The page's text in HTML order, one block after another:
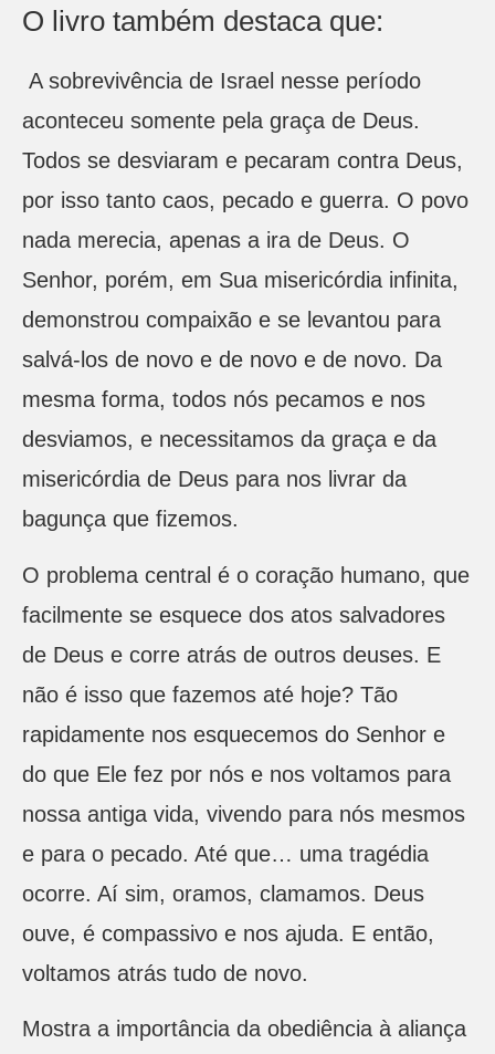
O livro também destaca que:
A sobrevivência de Israel nesse período
aconteceu somente pela graça de Deus.
Todos se desviaram e pecaram contra Deus,
por isso tanto caos, pecado e guerra. O povo
nada merecia, apenas a ira de Deus. O
Senhor, porém, em Sua misericórdia infinita,
demonstrou compaixão e se levantou para
salvá-los de novo e de novo e de novo. Da
mesma forma, todos nós pecamos e nos
desviamos, e necessitamos da graça e da
misericórdia de Deus para nos livrar da
bagunça que fizemos.
O problema central é o coração humano, que
facilmente se esquece dos atos salvadores
de Deus e corre atrás de outros deuses. E
não é isso que fazemos até hoje? Tão
rapidamente nos esquecemos do Senhor e
do que Ele fez por nós e nos voltamos para
nossa antiga vida, vivendo para nós mesmos
e para o pecado. Até que… uma tragédia
ocorre. Aí sim, oramos, clamamos. Deus
ouve, é compassivo e nos ajuda. E então,
voltamos atrás tudo de novo.
Mostra a importância da obediência à aliança